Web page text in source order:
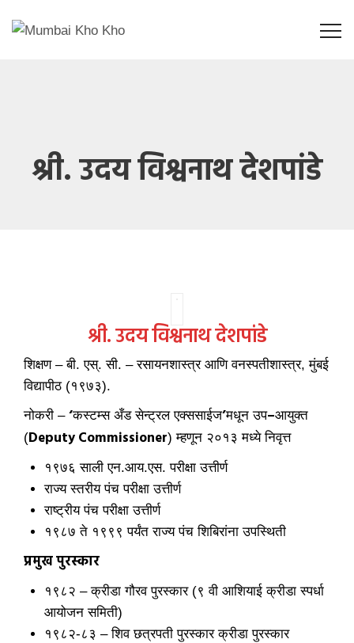
श्री. उदय विश्वनाथ देशपांडे
श्री. उदय विश्वनाथ देशपांडे
शिक्षण – बी. एस्. सी. – रसायनशास्त्र आणि वनस्पतीशास्त्र, मुंबई
विद्यापीठ (१९७३).
नोकरी – ‘कस्टम्स अँड सेन्ट्रल एक्ससाईज’मधून उप–आयुक्त
(Deputy Commissioner) म्हणून २०१३ मध्ये निवृत्त
१९७६ साली एन.आय.एस. परीक्षा उत्तीर्ण
राज्य स्तरीय पंच परीक्षा उत्तीर्ण
राष्ट्रीय पंच परीक्षा उत्तीर्ण
१९८७ ते १९९९ पर्यंत राज्य पंच शिबिरांना उपस्थिती
प्रमुख पुरस्कार
१९८२ – क्रीडा गौरव पुरस्कार (९ वी आशियाई क्रीडा स्पर्धा
आयोजन समिती)
१९८२-८३ – शिव छत्रपती पुरस्कार क्रीडा पुरस्कार